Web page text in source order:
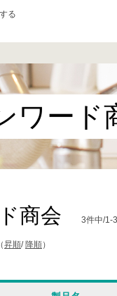
る
ワー
商会 3件中/1-
昇順/ 降順）